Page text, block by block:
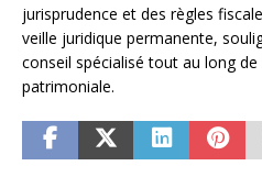
jurisprudence et des règles
veille juridique permanente,
conseil spécialisé tout au long
patrimoniale.